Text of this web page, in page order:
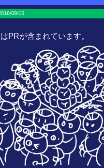
09/15
PRが含まれています。